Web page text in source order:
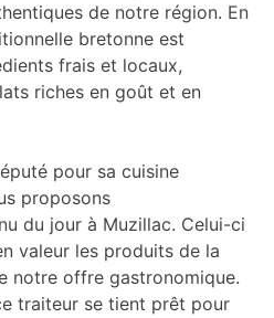
de notre région. En
bretonne est
frais et locaux,
riches en goût et en
pour sa cuisine
proposons
du jour à Muzillac. Celui-ci
valeur les produits de la
notre offre gastronomique.
traiteur se tient prêt pour